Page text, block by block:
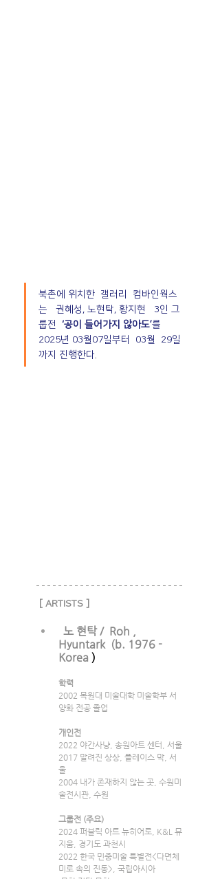
북촌에 위치한  갤러리  컴바인웍스
는   권혜성, 노현탁, 황지현   3인 그
룹전
‘공이 들어가지 않아도’를
2025년 03월07일부터  03월  29일
까지 진행한다
[ ARTISTS ]
노 현탁 /  Roh ,
Hyuntark  (b. 1976 -
Korea )
학력
2002 목원대 미술대학 미술학부 서
양화 전공 졸업
개인전
2022 야간사냥, 송원아트 센터, 서울
2017 말려진 상상, 플레이스 막, 서
울
2004 내가 존재하지 않는 곳, 수원미
술전시관, 수원
그룹전 (주요)
2024 퍼블릭 아트 뉴히어로, K&L 뮤
지움, 경기도 과천시
2022 한국 민중미술 특별전<다면체
미로 속의 진동>, 국립아시아